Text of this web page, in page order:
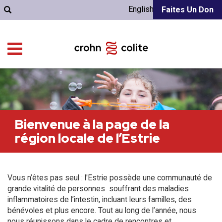
Faites Un Don
English
Bienvenue à la page de la
région locale de l’Estrie
Vous n’êtes pas seul : l'Estrie possède une communauté de
grande vitalité de personnes souffrant des maladies
inflammatoires de l’intestin, incluant leurs familles, des
bénévoles et plus encore. Tout au long de l’année, nous